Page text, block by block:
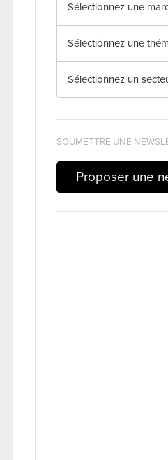
Sélectionnez une
Sélectionnez une
Sélectionnez un
SOUMETTRE UNE
Proposer une